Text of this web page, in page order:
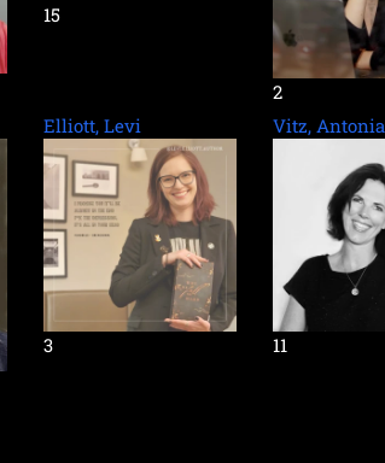
15
2
Elliott, Levi
3
Vitz, Antonia
11